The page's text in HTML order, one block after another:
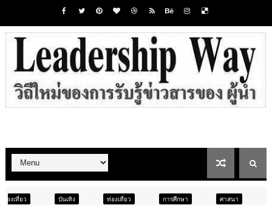
การศึกษา ศาสนา การศึกษา